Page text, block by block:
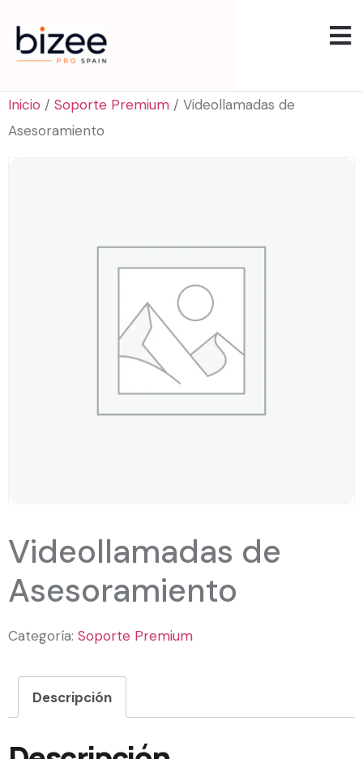
Inicio / Soporte Premium / Videollamadas de
Asesoramiento
Videollamadas de
Asesoramiento
Categoría: Soporte Premium
Descripción